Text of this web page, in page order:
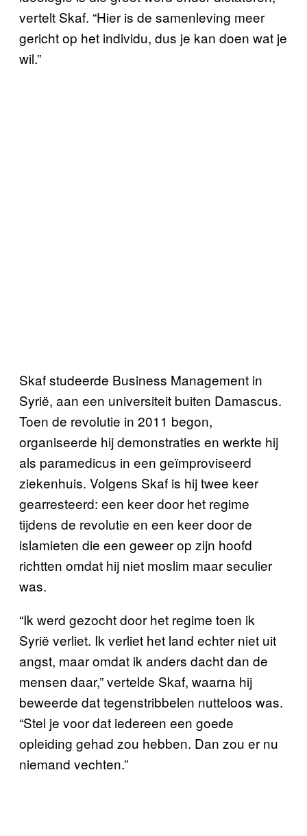
vertelt Skaf. “Hier is de samenleving meer
gericht op het individu, dus je kan doen wat je
wil.”
Skaf studeerde Business Management in
Syrië, aan een universiteit buiten Damascus.
Toen de revolutie in 2011 begon,
organiseerde hij demonstraties en werkte hij
als paramedicus in een geïmproviseerd
ziekenhuis. Volgens Skaf is hij twee keer
gearresteerd: een keer door het regime
tijdens de revolutie en een keer door de
islamieten die een geweer op zijn hoofd
richtten omdat hij niet moslim maar seculier
was.
“Ik werd gezocht door het regime toen ik
Syrië verliet. Ik verliet het land echter niet uit
angst, maar omdat ik anders dacht dan de
mensen daar,” vertelde Skaf, waarna hij
beweerde dat tegenstribbelen nutteloos was.
“Stel je voor dat iedereen een goede
opleiding gehad zou hebben. Dan zou er nu
niemand vechten.”